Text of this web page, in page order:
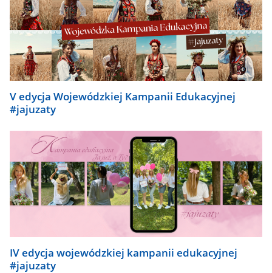
V edycja Wojewódzkiej Kampanii Edukacyjnej
#jajuzaty
IV edycja wojewódzkiej kampanii edukacyjnej
#jajuzaty